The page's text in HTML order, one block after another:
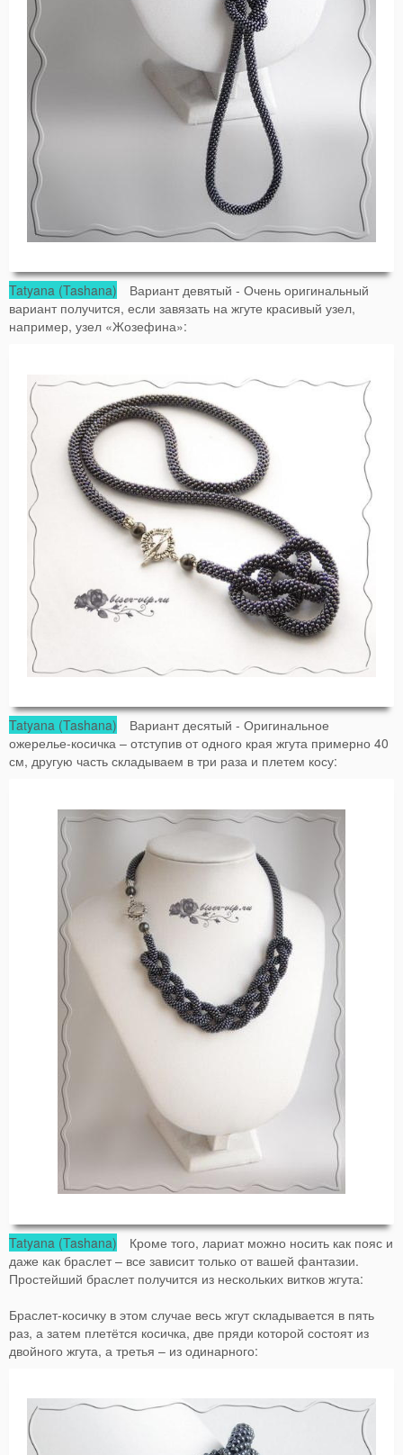
Tatyana (Tashana) Вариант девятый - Очень оригинальный
вариант получится, если завязать на жгуте красивый узел,
например, узел «Жозефина»:
Tatyana (Tashana) Вариант десятый - Оригинальное
ожерелье-косичка – отступив от одного края жгута примерно 40
см, другую часть складываем в три раза и плетем косу:
Tatyana (Tashana) Кроме того, лариат можно носить как пояс и
даже как браслет – все зависит только от вашей фантазии.
Простейший браслет получится из нескольких витков жгута:
Браслет-косичку в этом случае весь жгут складывается в пять
раз, а затем плетётся косичка, две пряди которой состоят из
двойного жгута, а третья – из одинарного: